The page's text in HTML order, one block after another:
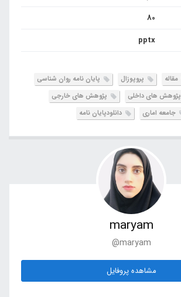
80
pptx
مقاله پروپوزال
پایان نامه روان شناسی
پژوهش های داخلی
پژوهش های خارجی
جامعه اماری دانلودپایان نامه
maryam
@maryam
مشاهده پروفایل